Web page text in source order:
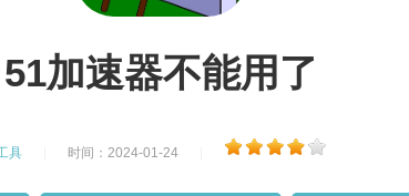
51加速器不能用了
具 时间：2024-01-24